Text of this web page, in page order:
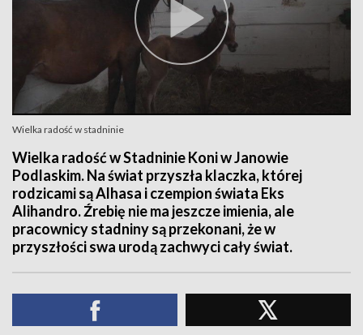
Wielka radość w stadninie
Wielka radość w Stadninie Koni w Janowie
Podlaskim. Na świat przyszła klaczka, której
rodzicami są Alhasa i czempion świata Eks
Alihandro. Źrebię nie ma jeszcze imienia, ale
pracownicy stadniny są przekonani, że w
przyszłości swa urodą zachwyci cały świat.